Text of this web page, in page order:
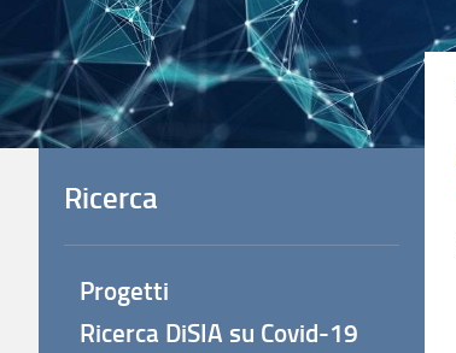
Ricerca
Progetti
Ricerca DiSIA su Covid-19